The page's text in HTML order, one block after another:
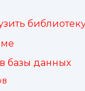
базы данных